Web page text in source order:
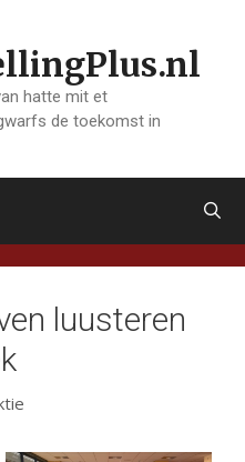
hatte mit et
de toekomst in
luusteren